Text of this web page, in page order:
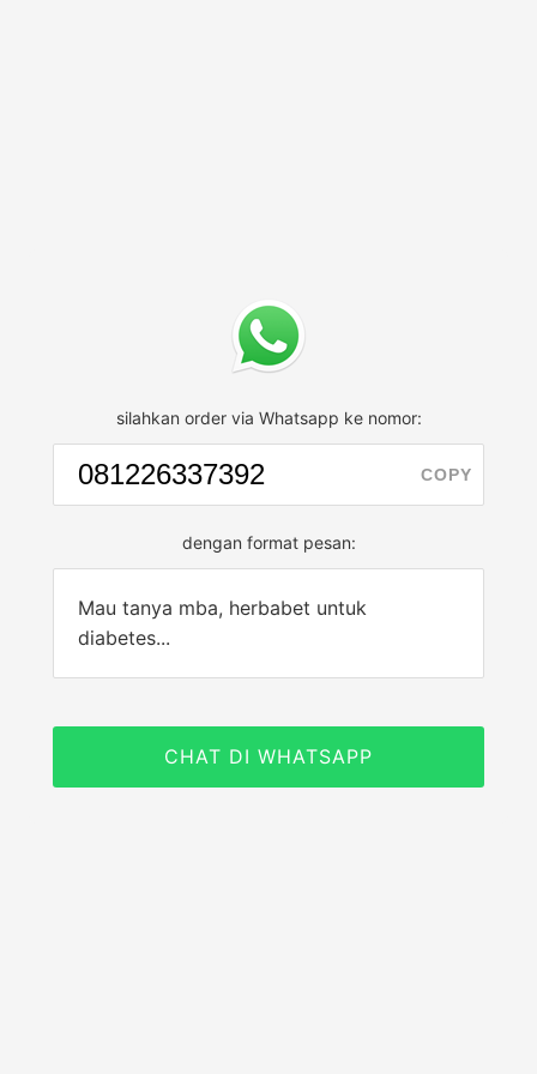
silahkan order via Whatsapp ke nomor:
COPY
dengan format pesan:
Mau tanya mba, herbabet untuk
diabetes...
CHAT DI WHATSAPP